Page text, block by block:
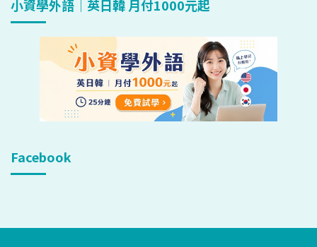
小資學外語｜英日韓 月付1000元起
Facebook